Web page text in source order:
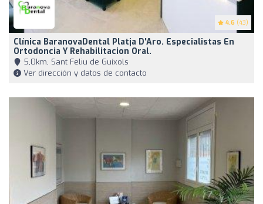
4.6 (43)
Clínica BaranovaDental Platja D'Aro. Especialistas En
Ortodoncia Y Rehabilitacion Oral.
5,0km, Sant Feliu de Guíxols
Ver dirección y datos de contacto